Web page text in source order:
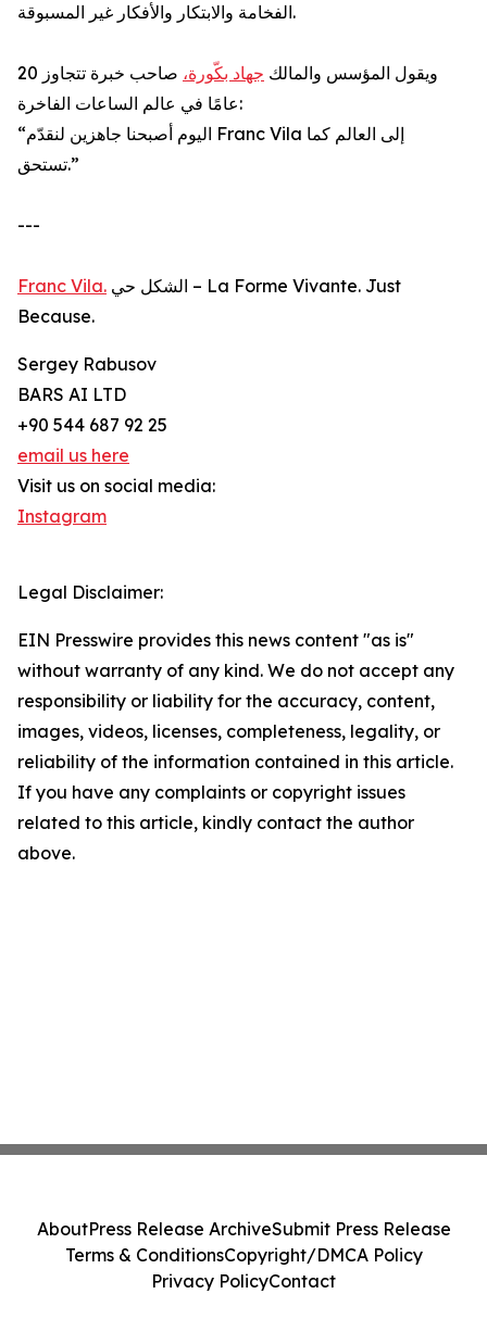
الفخامة والابتكار والأفكار غير المسبوقة.
ويقول المؤسس والمالك جهاد بكّورة،
صاحب خبرة تتجاوز 20
عامًا في عالم الساعات الفاخرة:
“اليوم أصبحنا جاهزين لنقدّم Franc Vila إلى العالم كما
تستحق.”
---
Franc Vila.
Because.
Sergey Rabusov
BARS AI LTD
+90 544 687 92 25
email us here
Visit us on social media:
Instagram
Legal Disclaimer:
EIN Presswire provides this news content "as is"
without warranty of any kind. We do not accept any
responsibility or liability for the accuracy, content,
images, videos, licenses, completeness, legality, or
reliability of the information contained in this article.
If you have any complaints or copyright issues
related to this article, kindly contact the author
above.
AboutPress Release ArchiveSubmit Press Release
Terms & ConditionsCopyright/DMCA Policy
Privacy PolicyContact